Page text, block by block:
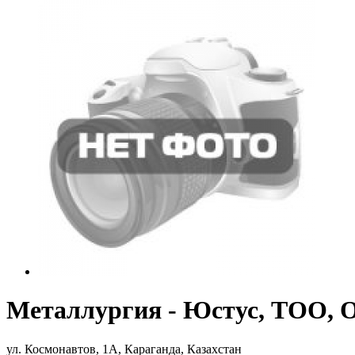
Металлургия - Юстус, ТОО,
ул. Космонавтов, 1А, Караганда, Казахстан